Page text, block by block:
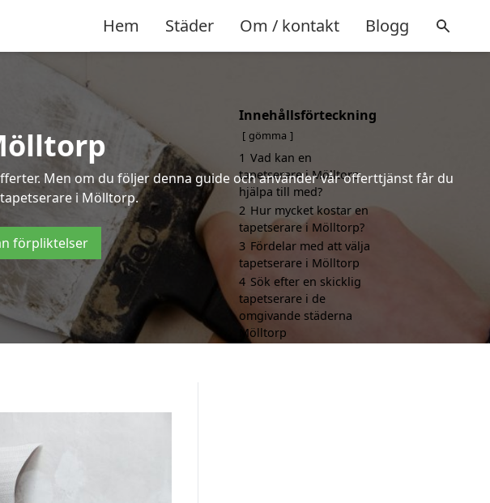
Hem Städer Om / kontakt Blogg
Men om du följer denna guide och använder vår offerttjänst får du
i Mölltorp.
förpliktelser
Innehållsförteckning
gömma
1 Vad kan en
tapetserare i Mölltorp
hjälpa till med?
2 Hur mycket kostar en
tapetserare i Mölltorp?
3 Fördelar med att välja
tapetserare i Mölltorp
4 Sök efter en skicklig
tapetserare i de
omgivande städerna
Mölltorp